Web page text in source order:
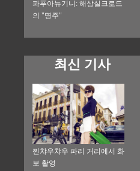
파푸아뉴기니: 해상실크로드
의 "명주"
최신 기사
찐챠우챠우 파리 거리에서 화
보 촬영